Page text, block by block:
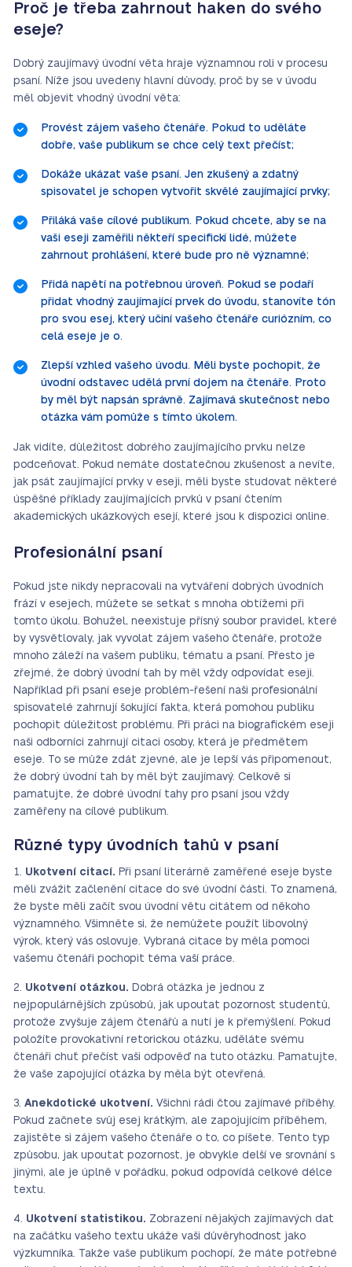
Proč je třeba zahrnout haken do svého
eseje?
Dobrý zaujímavý úvodní věta hraje významnou roli v procesu
psaní. Níže jsou uvedeny hlavní důvody, proč by se v úvodu
měl objevit vhodný úvodní věta:
Provést zájem vašeho čtenáře. Pokud to uděláte
dobře, vaše publikum se chce celý text přečíst;
Dokáže ukázat vaše psaní. Jen zkušený a zdatný
spisovatel je schopen vytvořit skvělé zaujímající prvky;
Přiláká vaše cílové publikum. Pokud chcete, aby se na
vaši eseji zaměřili někteří specifickí lidé, můžete
zahrnout prohlášení, které bude pro ně významné;
Přidá napětí na potřebnou úroveň. Pokud se podaří
přidat vhodný zaujímající prvek do úvodu, stanovíte tón
pro svou esej, který učiní vašeho čtenáře curiózním, co
celá eseje je o.
Zlepší vzhled vašeho úvodu. Měli byste pochopit, že
úvodní odstavec udělá první dojem na čtenáře. Proto
by měl být napsán správně. Zajímavá skutečnost nebo
otázka vám pomůže s tímto úkolem.
Jak vidíte, důležitost dobrého zaujímajícího prvku nelze
podceňovat. Pokud nemáte dostatečnou zkušenost a nevíte,
jak psát zaujímající prvky v eseji, měli byste studovat některé
úspěšné příklady zaujímajících prvků v psaní čtením
akademických ukázkových esejí, které jsou k dispozici online.
Profesionální psaní
Pokud jste nikdy nepracovali na vytváření dobrých úvodních
frází v esejech, můžete se setkat s mnoha obtížemi při
tomto úkolu. Bohužel, neexistuje přísný soubor pravidel, které
by vysvětlovaly, jak vyvolat zájem vašeho čtenáře, protože
mnoho záleží na vašem publiku, tématu a psaní. Přesto je
zřejmé, že dobrý úvodní tah by měl vždy odpovídat eseji.
Například při psaní eseje problém-řešení naši profesionální
spisovatelé zahrnují šokující fakta, která pomohou publiku
pochopit důležitost problému. Při práci na biografickém eseji
naši odborníci zahrnují citaci osoby, která je předmětem
eseje. To se může zdát zjevné, ale je lepší vás připomenout,
že dobrý úvodní tah by měl být zaujímavý. Celkově si
pamatujte, že dobré úvodní tahy pro psaní jsou vždy
zaměřeny na cílové publikum.
Různé typy úvodních tahů v psaní
Ukotvení citací. Při psaní literárně zaměřené eseje byste
měli zvážit začlenění citace do své úvodní části. To znamená,
že byste měli začít svou úvodní větu citátem od někoho
významného. Všimněte si, že nemůžete použít libovolný
výrok, který vás oslovuje. Vybraná citace by měla pomoci
vašemu čtenáři pochopit téma vaší práce.
Ukotvení otázkou. Dobrá otázka je jednou z
nejpopulárnějších způsobů, jak upoutat pozornost studentů,
protože zvyšuje zájem čtenářů a nutí je k přemýšlení. Pokud
položíte provokativní retorickou otázku, uděláte svému
čtenáři chuť přečíst vaši odpověď na tuto otázku. Pamatujte,
že vaše zapojující otázka by měla být otevřená.
Anekdotické ukotvení. Všichni rádi čtou zajímavé příběhy.
Pokud začnete svůj esej krátkým, ale zapojujícím příběhem,
zajistěte si zájem vašeho čtenáře o to, co píšete. Tento typ
způsobu, jak upoutat pozornost, je obvykle delší ve srovnání s
jinými, ale je úplně v pořádku, pokud odpovídá celkové délce
textu.
Ukotvení statistikou. Zobrazení nějakých zajímavých dat
na začátku vašeho textu ukáže vaši důvěryhodnost jako
výzkumníka. Takže vaše publikum pochopí, že máte potřebné